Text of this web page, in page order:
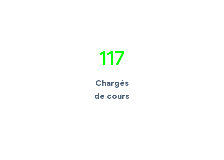
117
Chargés
de cours